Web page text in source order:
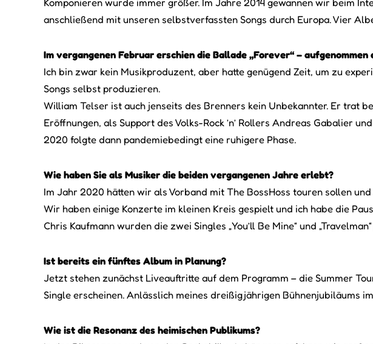
anschließend mit unseren selbstverfassten Songs durch Europa. Vier
Im vergangenen Februar erschien die Ballade „Forever“ – aufgenommen
Ich bin zwar kein Musikproduzent, aber hatte genügend Zeit, um zu
Songs selbst produzieren.
William Telser ist auch jenseits des Brenners kein Unbekannter. Er trat
Eröffnungen, als Support des Volks-Rock ’n’ Rollers Andreas Gabalier
2020 folgte dann pandemiebedingt eine ruhigere Phase.
Wie haben Sie als Musiker die beiden vergangenen Jahre erlebt?
Im Jahr 2020 hätten wir als Vorband mit The BossHoss touren sollen
Wir haben einige Konzerte im kleinen Kreis gespielt und ich habe die
Chris Kaufmann wurden die zwei Singles „You’ll Be Mine“ und
Ist bereits ein fünftes Album in Planung?
Jetzt stehen zunächst Liveauftritte auf dem Programm – die Summer
Single erscheinen. Anlässlich meines dreißigjährigen Bühnenjubiläums
Wie ist die Resonanz des heimischen Publikums?